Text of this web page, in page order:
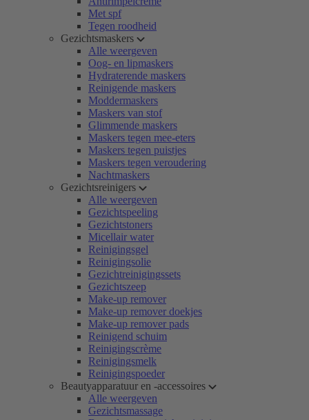
Met spf
Tegen roodheid
Gezichtsmaskers
Alle weergeven
Oog- en lipmaskers
Hydraterende maskers
Reinigende maskers
Moddermaskers
Maskers van stof
Glimmende maskers
Maskers tegen mee-eters
Maskers tegen puistjes
Maskers tegen veroudering
Nachtmaskers
Gezichtsreinigers
Alle weergeven
Gezichtspeeling
Gezichtstoners
Micellair water
Reinigingsgel
Reinigingsolie
Gezichtreinigingssets
Gezichtszeep
Make-up remover
Make-up remover doekjes
Make-up remover pads
Reinigend schuim
Reinigingscrème
Reinigingsmelk
Reinigingspoeder
Beautyapparatuur en -accessoires
Alle weergeven
Gezichtsmassage